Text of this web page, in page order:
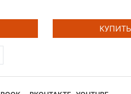
КУПИТЬ